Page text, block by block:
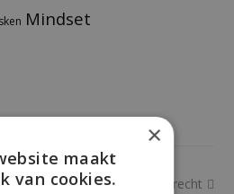
Mindset
next
Utrecht
×
maakt
van cookies.